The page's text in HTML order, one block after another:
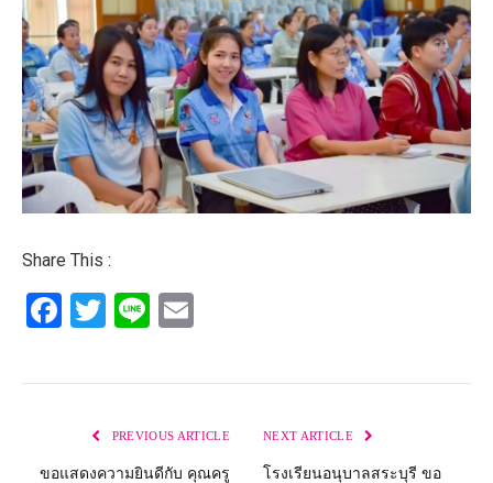
Share This :
Facebook
Twitter
Line
PREVIOUS ARTICLE
ขอแสดงความยินดีกับ คุณครู
NEXT ARTICLE
โรงเรียนอนุบาลสระบุรี ขอ